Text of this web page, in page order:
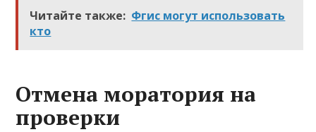
Читайте также: Фгис могут использовать
кто
Отмена моратория на
проверки